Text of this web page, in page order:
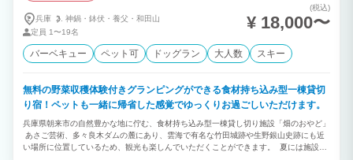
兵庫 神鍋・ 鉢伏・ 養父・ 和田山
定員 1〜19名
(税込)
¥ 18,000〜
バーベキュー ペット可 ドッグラン 大人数 スキー
無料の野菜収穫体験付きグランピングができる食材持ち込み型一棟貸切
り宿！ペットも一緒に帰省した感覚でゆっくりお過ごしいただけます。
兵庫県朝来市の自然豊かな地に佇む、食材持ち込み型一棟貸し切り施設「畑のおやど」
あさご芸術、多々良木ダムの麓にあり、雲海で有名な竹田城跡や生野銀山史跡にも近
い場所に位置しているため、観光も楽しんでいただくことができます。 夏には施設前